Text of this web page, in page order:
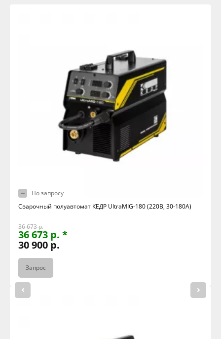
По запросу
Сварочный полуавтомат КЕДР UltraMIG-180 (220В, 30-180А)
36 673 р.
36 673 р. *
30 900 р.
Запрос